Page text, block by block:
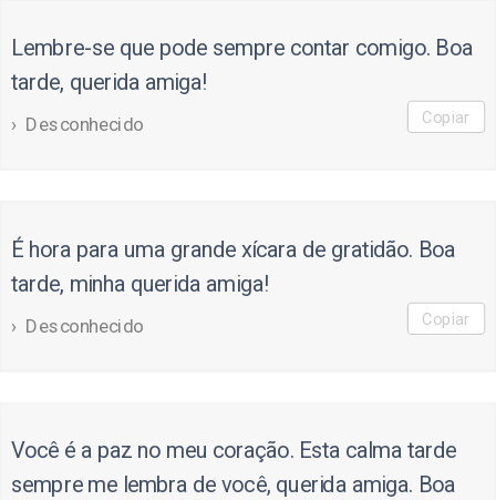
Lembre-se que pode sempre contar comigo. Boa
tarde, querida amiga!
Desconhecido Copiar
É hora para uma grande xícara de gratidão. Boa
tarde, minha querida amiga!
Desconhecido Copiar
Você é a paz no meu coração. Esta calma tarde
sempre me lembra de você, querida amiga. Boa